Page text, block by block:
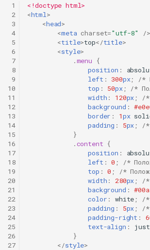
1
2
3
4
5
6
7
8
9
10
11
12
13
14
15
16
17
18
19
20
21
22
23
24
25
26
27
<!doctype html>
<html >
<head>
<meta charset="utf-8"
/>
<title>top</title>
<style>
.menu
{
position :
left : 300px;
/*
top : 50px;
/*
width : 120px ;
/*
background :
border : 1px
padding : 5px ;
/*
}
.content {
position :
left : 0 ;
/*
top : 0 ;
/*
width : 280px ;
/*
background :
color : white ;
/*
padding : 5px ;
/*
padding-right :
text-align :
}
</style>